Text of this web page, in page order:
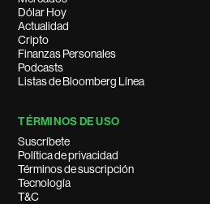
Dólar Hoy
Actualidad
Cripto
Finanzas Personales
Podcasts
Listas de Bloomberg Línea
TÉRMINOS DE USO
Suscríbete
Política de privacidad
Términos de suscripción
Tecnología
T&C